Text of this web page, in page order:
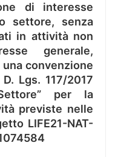
di interesse
settore, senza
in attività non
generale,
convenzione
Lgs. 117/2017
per la
previste nelle
LIFE21-NAT-